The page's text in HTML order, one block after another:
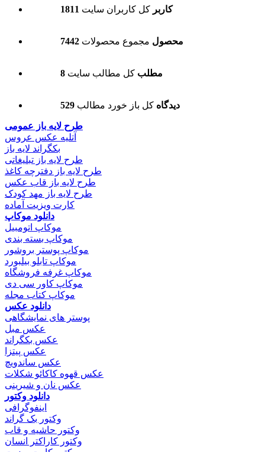
1811 کاربر کل کاربران سایت
7442 محصول مجموع محصولات
8 مطلب کل مطالب سایت
529 دیدگاه کل باز خورد مطالب
طرح لایه باز عمومی
آتلیه عکس عروس
بکگراند لایه باز
طرح لایه باز تبلیغاتی
طرح لایه باز دفترچه کاغذ
طرح لایه باز قاب عکس
طرح لایه باز مهد کودک
کارت ویزیت آماده
دانلود موکاپ
موکاپ اتومبیل
موکاپ بسته بندی
موکاپ پوستر بروشور
موکاپ تابلو بیلبورد
موکاپ غرفه فروشگاه
موکاپ کاور سی دی
موکاپ کتاب مجله
دانلود عکس
پوستر های نمایشگاهی
عکس مبل
عکس بکگراند
عکس پیتزا
عکس ساندویچ
عکس قهوه کاکائو شکلات
عکس نان و شیرینی
دانلود وکتور
اینفوگرافی
وکتور بک گراند
وکتور حاشیه و قاب
وکتور کاراکتر انسان